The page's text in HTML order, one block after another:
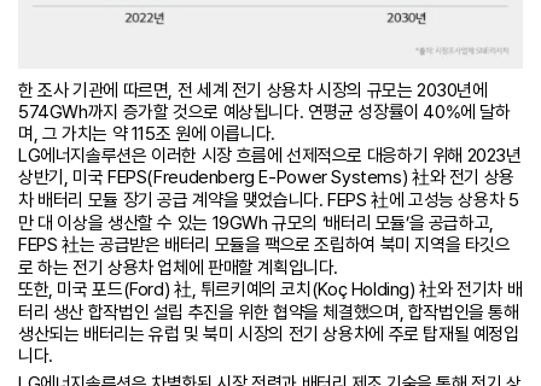
한 조사 기관에 따르면, 전 세계 전기 상용차 시장의 규모는 2030년에
574GWh까지 증가할 것으로 예상됩니다. 연평균 성장률이 40%에 달하
며, 그 가치는 약 115조 원에 이릅니다.
LG에너지솔루션은 이러한 시장 흐름에 선제적으로 대응하기 위해 2023년
상반기, 미국 FEPS(Freudenberg E-Power Systems) 社와 전기 상용
차 배터리 모듈 장기 공급 계약을 맺었습니다. FEPS 社에 고성능 상용차 5
만 대 이상을 생산할 수 있는 19GWh 규모의 ‘배터리 모듈’을 공급하고,
FEPS 社는 공급받은 배터리 모듈을 팩으로 조립하여 북미 지역을 타깃으
로 하는 전기 상용차 업체에 판매할 계획입니다.
또한, 미국 포드(Ford) 社, 튀르키예의 코치(Koç Holding) 社와 전기차 배
터리 생산 합작법인 설립 추진을 위한 협약을 체결했으며, 합작법인을 통해
생산되는 배터리는 유럽 및 북미 시장의 전기 상용차에 주로 탑재될 예정입
니다.